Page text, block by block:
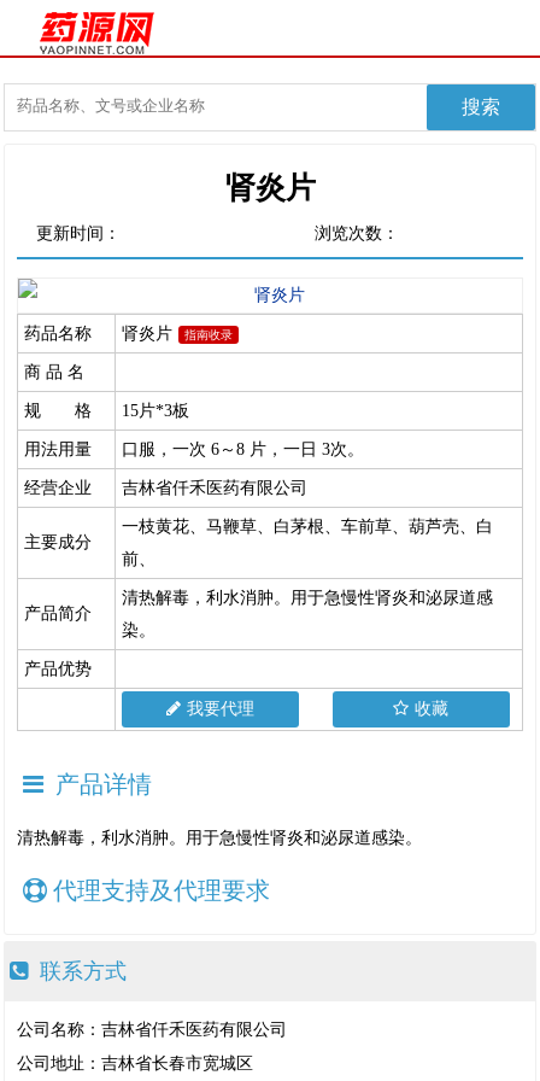
肾炎片
更新时间： 浏览次数：
药品名称 肾炎片 指南收录
商 品 名
规 格 15片*3板
用法用量 口服，一次 6～8 片，一日 3次。
经营企业 吉林省仟禾医药有限公司
主要成分
一枝黄花、马鞭草、白茅根、车前草、葫芦壳、白
前、
产品简介
清热解毒，利水消肿。用于急慢性肾炎和泌尿道感
染。
产品优势
我要代理 收藏
产品详情
清热解毒，利水消肿。用于急慢性肾炎和泌尿道感染。
代理支持及代理要求
联系方式
公司名称：吉林省仟禾医药有限公司
公司地址：吉林省长春市宽城区